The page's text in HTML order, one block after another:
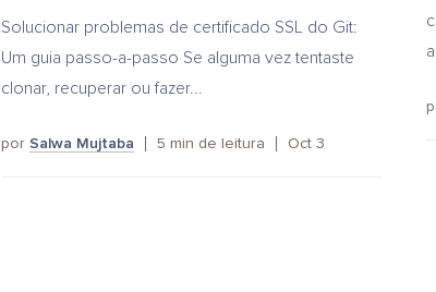
Solucionar problemas de certificado SSL do Git:
Um guia passo-a-passo Se alguma vez tentaste
clonar, recuperar ou fazer...
por Salwa Mujtaba 5 min de leitura Oct 3